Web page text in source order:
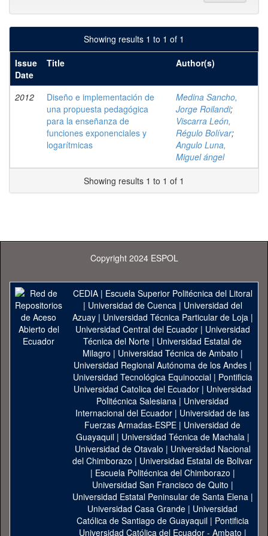
Showing results 1 to 1 of 1
Issue
Date
Title Author(s)
2012
Diseño e implementación de
una propuesta pedagógica
para la enseñanza de
funciones exponenciales y
logarítmicas
Medina Sancho,
Jorge Roilandi;
Viscarra León,
Régulo Bolívar;
Angulo Luna,
Miguel ángel
Showing results 1 to 1 of 1
Copyright 2024 ESPOL
CEDIA| Escuela Superior Politécnica del Litoral
| Universidad de Cuenca| Universidad del
Azuay| Universidad Técnica Particular de Loja|
Universidad Central del Ecuador| Universidad
Técnica del Norte | Universidad Estatal de
Milagro | Universidad Técnica de Ambato |
Universidad Regional Autónoma de los Andes|
Universidad Tecnológica Equinoccial| Pontificia
Universidad Catolica del Ecuador | Universidad
Politécnica Salesiana | Universidad
Internacional del Ecuador | Universidad de las
Fuerzas Armadas-ESPE | Universidad de
Guayaquil| Universidad Técnica de Machala|
Universidad de Otavalo | Universidad Nacional
del Chimborazo | Universidad Estatal de Bolivar
| Escuela Politécnica del Chimborazo |
Universidad San Francisco de Quito |
Universidad Estatal Peninsular de Santa Elena|
Universidad Casa Grande | Universidad
Católica de Santiago de Guayaquil| Pontificia
Universidad Católica del Ecuador - Ambato |